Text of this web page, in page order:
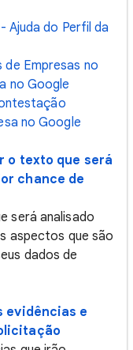
do Perfil da
Empresas no
no Google
no Google
o texto que será
chance de
será analisado
aspectos que são
dados de
evidências e